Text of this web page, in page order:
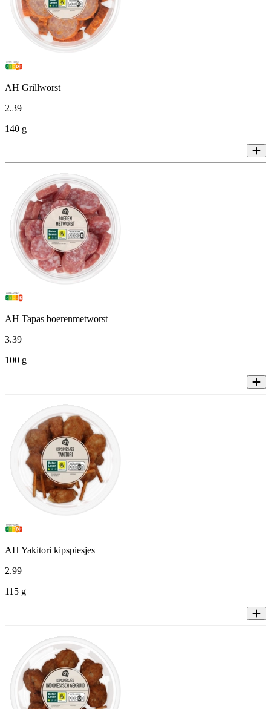
AH Grillworst
2.39
140 g
AH Tapas boerenmetworst
3.39
100 g
AH Yakitori kipspiesjes
2.99
115 g